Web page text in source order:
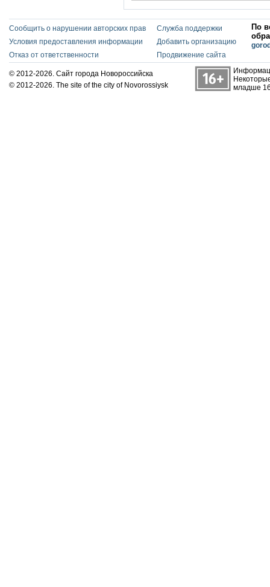
Сообщить о нарушении авторских прав
Условия предоставления информации
Отказ от ответственности
Служба поддержки
Добавить организацию
Продвижение сайта
По
© 2012-2026. Сайт города Новороссийска
© 2012-2026. The site of the city of Novorossiysk
младше